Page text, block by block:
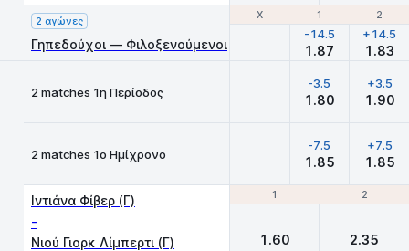
Χ 1 2
2 αγώνες
Γηπεδούχοι — Φιλοξενούμενοι
Χ 1 2
-14.5
1.87
+14.5
1.83
2 matches 1η Περίοδος
-3.5
1.80
+3.5
1.90
2 matches 1ο Ημίχρονο
-7.5
1.85
+7.5
1.85
1 2
Ιντιάνα Φίβερ (Γ)
-
Νιού Γιορκ Λίμπερτι (Γ)
1 2
1.60 2.35